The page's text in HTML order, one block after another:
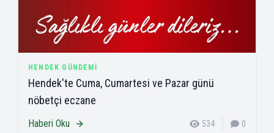
HENDEK GÜNDEMI
Hendek'te Cuma, Cumartesi ve Pazar günü
nöbetçi eczane
Haberi Oku 534 0